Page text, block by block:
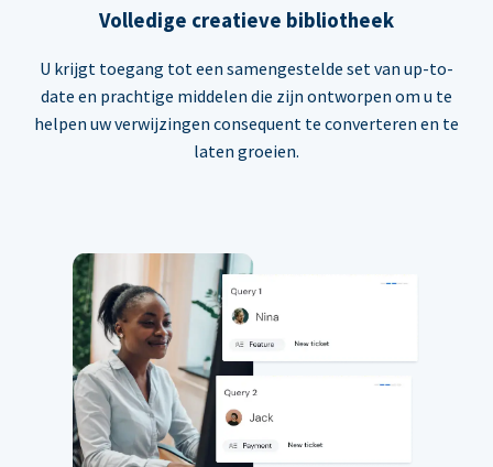
Volledige creatieve bibliotheek
U krijgt toegang tot een samengestelde set van up-to-
date en prachtige middelen die zijn ontworpen om u te
helpen uw verwijzingen consequent te converteren en te
laten groeien.